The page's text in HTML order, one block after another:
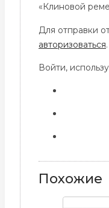
«Клиновой
Для отправки
авторизоваться.
Войти,
Похожие